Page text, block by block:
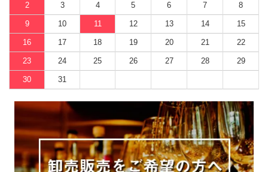
2 3 4 5 6 7 8
9 10 11 12 13 14 15
16 17 18 19 20 21 22
23 24 25 26 27 28 29
30 31